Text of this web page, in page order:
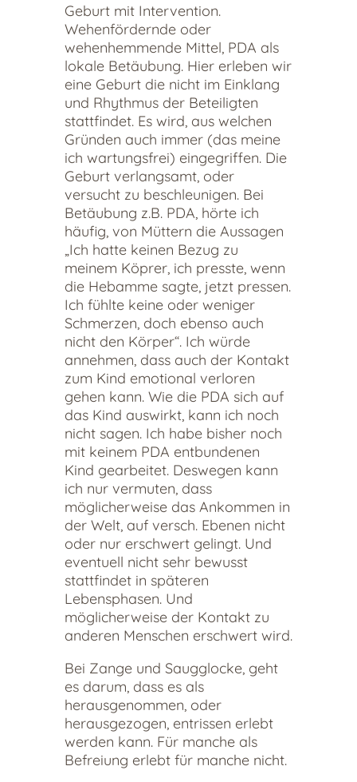
Geburt mit Intervention.
Wehenfördernde oder
wehenhemmende Mittel, PDA als
lokale Betäubung. Hier erleben wir
eine Geburt die nicht im Einklang
und Rhythmus der Beteiligten
stattfindet. Es wird, aus welchen
Gründen auch immer (das meine
ich wartungsfrei) eingegriffen. Die
Geburt verlangsamt, oder
versucht zu beschleunigen. Bei
Betäubung z.B. PDA, hörte ich
häufig, von Müttern die Aussagen
„Ich hatte keinen Bezug zu
meinem Köprer, ich presste, wenn
die Hebamme sagte, jetzt pressen.
Ich fühlte keine oder weniger
Schmerzen, doch ebenso auch
nicht den Körper“. Ich würde
annehmen, dass auch der Kontakt
zum Kind emotional verloren
gehen kann. Wie die PDA sich auf
das Kind auswirkt, kann ich noch
nicht sagen. Ich habe bisher noch
mit keinem PDA entbundenen
Kind gearbeitet. Deswegen kann
ich nur vermuten, dass
möglicherweise das Ankommen in
der Welt, auf versch. Ebenen nicht
oder nur erschwert gelingt. Und
eventuell nicht sehr bewusst
stattfindet in späteren
Lebensphasen. Und
möglicherweise der Kontakt zu
anderen Menschen erschwert wird.
Bei Zange und Saugglocke, geht
es darum, dass es als
herausgenommen, oder
herausgezogen, entrissen erlebt
werden kann. Für manche als
Befreiung erlebt für manche nicht.